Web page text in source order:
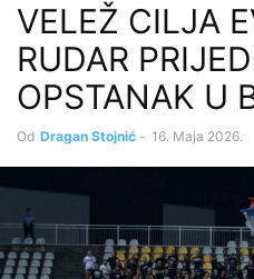
VELEŽ CILJA
RUDAR
OPSTANAK U
Od Dragan Stojnić - 16. Maja 2026.